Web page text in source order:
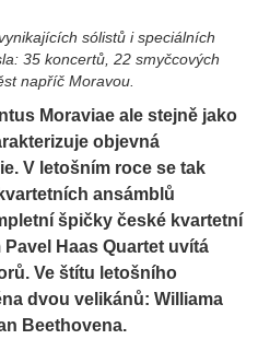
sólistů i speciálních
35 koncertů, 22 smyčcových
napříč Moravou.
Moraviae ale stejně jako
objevná
V letošním roce se tak
ansámblů
špičky české kvartetní
Haas Quartet uvítá
Ve štítu letošního
dvou velikánů: Williama
Beethovena.